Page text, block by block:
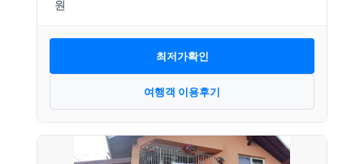
최저가확인
여행객 이용후기